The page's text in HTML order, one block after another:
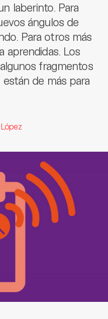
laberinto. Para
ángulos de
Para otros más
aprendidas. Los
fragmentos
de más para